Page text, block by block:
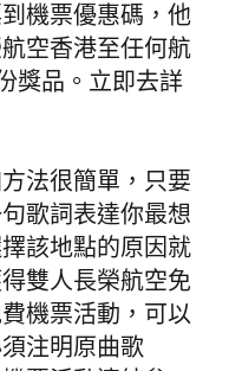
機票優惠碼，他
空香港至任何航
獎品。立即去詳
法很簡單，只要
歌詞表達你最想
該地點的原因就
雙人長榮航空免
機票活動，可以
注明原曲歌